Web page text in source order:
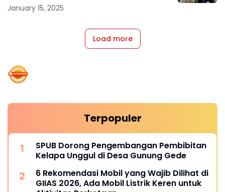
January 15, 2025
Load more
Terpopuler
SPUB Dorong Pengembangan Pembibitan
Kelapa Unggul di Desa Gunung Gede
6 Rekomendasi Mobil yang Wajib Dilihat di
GIIAS 2026, Ada Mobil Listrik Keren untuk